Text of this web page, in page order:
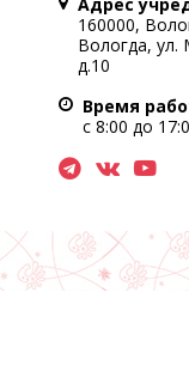
160000,
Вологда, ул.
д.10
Время
с 8:00 до